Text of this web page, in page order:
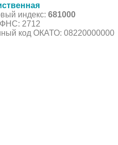
индекс: 681000
2712
код ОКАТО: 08220000000